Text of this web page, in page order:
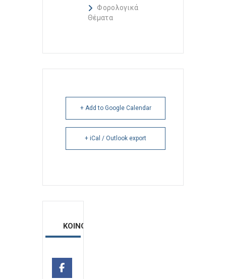
Φορολογικά
Θέματα
+ Add to Google Calendar
+ iCal / Outlook export
ΚΟΙΝΟΠΟΙΗΣΗ